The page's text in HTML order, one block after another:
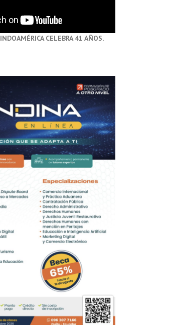
INDOAMÉRICA CELEBRA 41 AÑOS.